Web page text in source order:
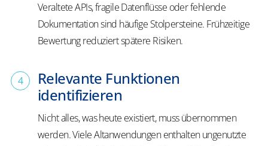
Veraltete APIs, fragile Datenflüsse oder fehlende
Dokumentation sind häufige Stolpersteine. Frühzeitige
Bewertung reduziert spätere Risiken.
Relevante Funktionen
identifizieren
Nicht alles, was heute existiert, muss übernommen
werden. Viele Altanwendungen enthalten ungenutzte